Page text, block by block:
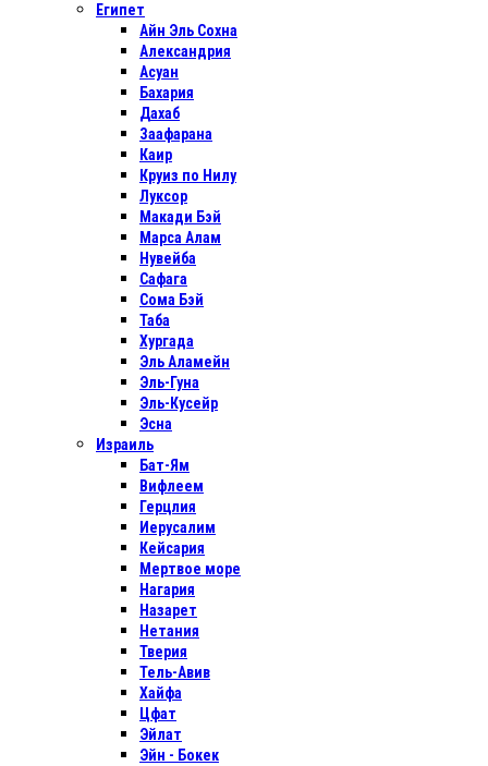
Египет
Айн Эль Сохна
Александрия
Асуан
Бахария
Дахаб
Заафарана
Каир
Круиз по Нилу
Луксор
Макади Бэй
Марса Алам
Нувейба
Сафага
Сома Бэй
Таба
Хургада
Эль Аламейн
Эль-Гуна
Эль-Кусейр
Эсна
Израиль
Бат-Ям
Вифлеем
Герцлия
Иерусалим
Кейсария
Мертвое море
Нагария
Назарет
Нетания
Тверия
Тель-Авив
Хайфа
Цфат
Эйлат
Эйн - Бокек